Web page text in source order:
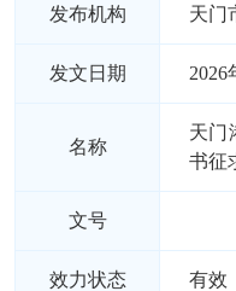
发布机构 天门
发文日期 2026
名称
天门
书征
文号
效力状态 有效